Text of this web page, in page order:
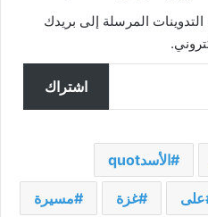
المرسلة إلى بريدك
اشتراك
الأسدquot
على غزة مسيرة